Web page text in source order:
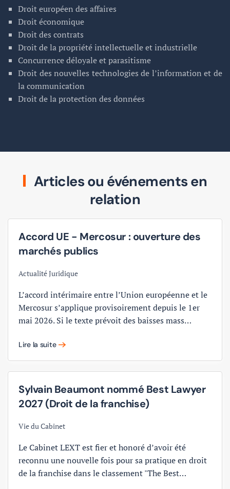
Droit européen des affaires
Droit économique
Droit des contrats
Droit de la propriété intellectuelle et industrielle
Concurrence déloyale et parasitisme
Droit des nouvelles technologies de l’information et de
la communication
Droit de la protection des données
Articles ou événements en
relation
Accord UE - Mercosur : ouverture des
marchés publics
Actualité Juridique
L’accord intérimaire entre l’Union européenne et le
Mercosur s’applique provisoirement depuis le 1er
mai 2026. Si le texte prévoit des baisses mass…
Lire la suite
Sylvain Beaumont nommé Best Lawyer
2027 (Droit de la franchise)
Vie du Cabinet
Le Cabinet LEXT est fier et honoré d’avoir été
reconnu une nouvelle fois pour sa pratique en droit
de la franchise dans le classement "The Best…